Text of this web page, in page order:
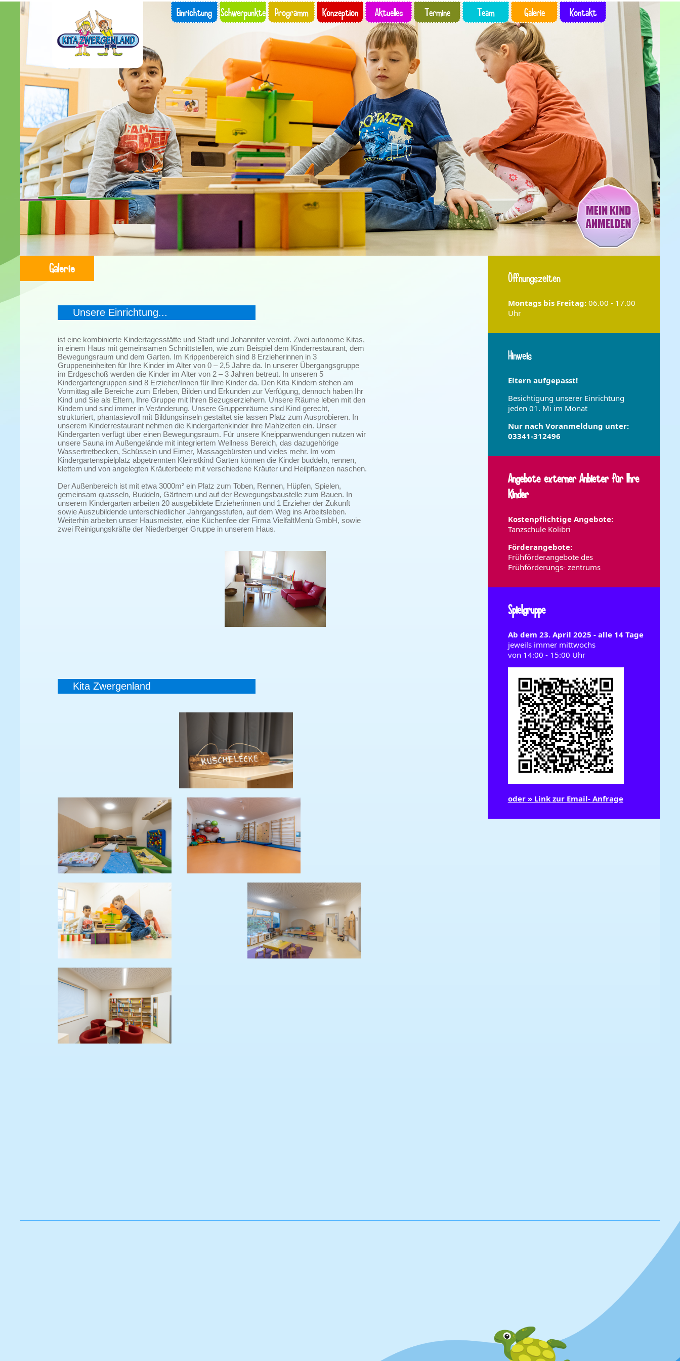
Einrichtung Schwerpunkte Programm Konzeption Aktuelles Termine Team Galerie Kontakt
Galerie
Unsere Einrichtung...
ist eine kombinierte Kindertagesstätte und Stadt und Johanniter vereint. Zwei autonome Kitas,
in einem Haus mit gemeinsamen Schnittstellen, wie zum Beispiel dem Kinderrestaurant, dem
Bewegungsraum und dem Garten. Im Krippenbereich sind 8 Erzieherinnen in 3
Gruppeneinheiten für Ihre Kinder im Alter von 0 – 2,5 Jahre da. In unserer Übergangsgruppe
im Erdgeschoß werden die Kinder im Alter von 2 – 3 Jahren betreut. In unseren 5
Kindergartengruppen sind 8 Erzieher/Innen für Ihre Kinder da. Den Kita Kindern stehen am
Vormittag alle Bereiche zum Erleben, Bilden und Erkunden zur Verfügung, dennoch haben Ihr
Kind und Sie als Eltern, Ihre Gruppe mit Ihren Bezugserziehern. Unsere Räume leben mit den
Kindern und sind immer in Veränderung. Unsere Gruppenräume sind Kind gerecht,
strukturiert, phantasievoll mit Bildungsinseln gestaltet sie lassen Platz zum Ausprobieren. In
unserem Kinderrestaurant nehmen die Kindergartenkinder ihre Mahlzeiten ein. Unser
Kindergarten verfügt über einen Bewegungsraum. Für unsere Kneippanwendungen nutzen wir
unsere Sauna im Außengelände mit integriertem Wellness Bereich, das dazugehörige
Wassertretbecken, Schüsseln und Eimer, Massagebürsten und vieles mehr. Im vom
Kindergartenspielplatz abgetrennten Kleinstkind Garten können die Kinder buddeln, rennen,
klettern und von angelegten Kräuterbeete mit verschiedene Kräuter und Heilpflanzen naschen.
Der Außenbereich ist mit etwa 3000m² ein Platz zum Toben, Rennen, Hüpfen, Spielen,
gemeinsam quasseln, Buddeln, Gärtnern und auf der Bewegungsbaustelle zum Bauen. In
unserem Kindergarten arbeiten 20 ausgebildete Erzieherinnen und 1 Erzieher der Zukunft
sowie Auszubildende unterschiedlicher Jahrgangsstufen, auf dem Weg ins Arbeitsleben.
Weiterhin arbeiten unser Hausmeister, eine Küchenfee der Firma VielfaltMenü GmbH, sowie
zwei Reinigungskräfte der Niederberger Gruppe in unserem Haus.
Kita Zwergenland
Öffnungszeiten
Montags bis Freitag:06.00 - 17.00
Uhr
Hinweis
Eltern aufgepasst!
Besichtigung unserer Einrichtung
jeden 01. Mi im Monat
Nur nach Voranmeldung unter:
03341-312496
Angebote externer Anbieter für Ihre
Kinder
Kostenpflichtige Angebote:
Tanzschule Kolibri
Förderangebote:
Frühförderangebote des
Frühförderungs- zentrums
Spielgruppe
Ab dem 23. April 2025 - alle 14 Tage
jeweils immer mittwochs
von 14:00 - 15:00 Uhr
oder » Link zur Email- Anfrage